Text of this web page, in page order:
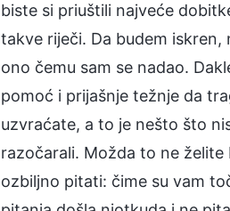
biste si priuštili najveće
takve riječi. Da budem
ono čemu sam se nadao.
pomoć i prijašnje težnje da
uzvraćate, a to je nešto što
razočarali. Možda to ne
ozbiljno pitati: čime su vam